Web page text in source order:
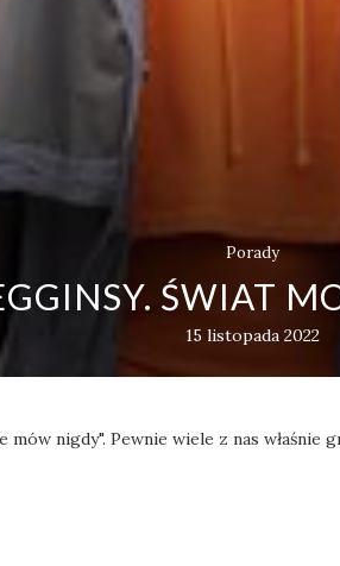
Porady
ŚWIAT
15 listopada 2022
mów nigdy". Pewnie wiele z nas właśnie